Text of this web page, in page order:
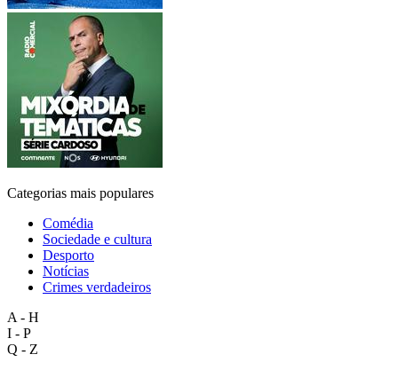
Categorias mais populares
Comédia
Sociedade e cultura
Desporto
Notícias
Crimes verdadeiros
A - H
I - P
Q - Z